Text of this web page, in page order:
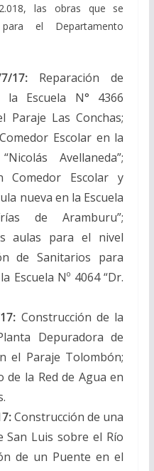
las obras que se
el Departamento
17: Reparación de
Escuela N° 4366
Paraje Las Conchas;
Escolar en la
Avellaneda”;
Comedor Escolar y
nueva en la Escuela
de Aramburu”;
aulas para el nivel
de Sanitarios para
Escuela Nº 4064 “Dr.
Construcción de la
Depuradora de
el Paraje Tolombón;
de la Red de Agua en
Construcción de una
San Luis sobre el Río
de un Puente en el